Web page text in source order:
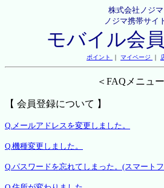
株式会社ノジマ
ノジマ携帯サイ
モバイル会
ポイント ｜ マイページ ｜
＜FAQメニュ
【 会員登録について 】
Q.メールアドレスを変更しました。
Q.機種変更しました。
Q.パスワードを忘れてしまった。(スマート